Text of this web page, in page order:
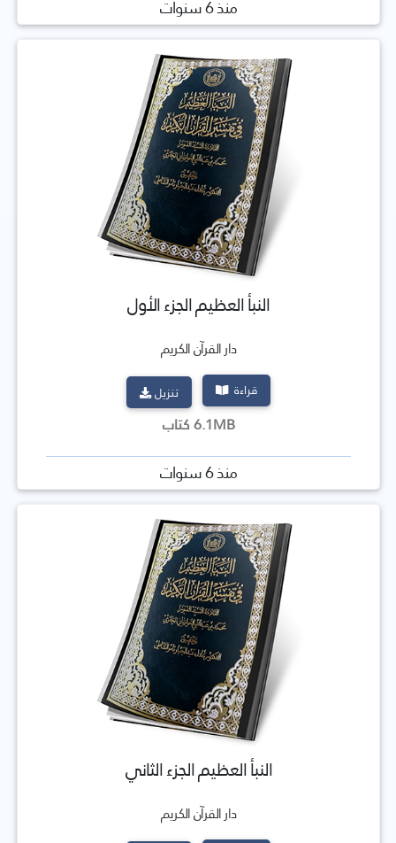
منذ 6 سنوات
النبأ العظيم الجزء الأول
دار القرآن الكريم
قراءة تنزيل
6.1MB كتاب
منذ 6 سنوات
النبأ العظيم الجزء الثاني
دار القرآن الكريم